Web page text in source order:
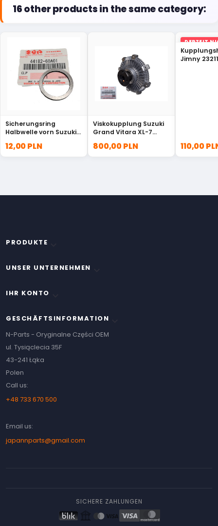
16 other products in the same category:
Sicherungsring
Halbwelle vorn Suzuki
44182-60A01
12,00 PLN
Viskokupplung Suzuki
Grand Vitara XL-7
800,00 PLN
DERZEIT
LAGER
Jimny
110,00
PRODUKTE
UNSER UNTERNEHMEN
IHR KONTO
GESCHÄFTSINFORMATION
N-Parts - Oryginalne Części OEM
ul. Tysiąclecia 35F
43-241 Łąka
Polen
Call us:
+48 733 670 500
Email us:
japannparts@gmail.com
SICHERE ZAHLUNGEN